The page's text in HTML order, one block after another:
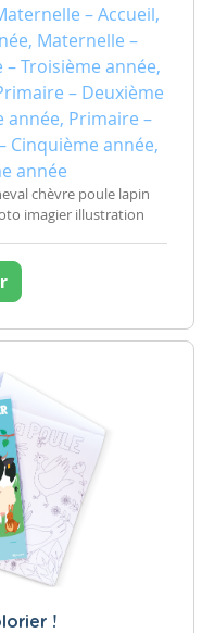
– Accueil,
Maternelle –
Troisième année,
– Deuxième
année, Primaire –
Cinquième année,
année
chèvre poule lapin
imagier illustration
!